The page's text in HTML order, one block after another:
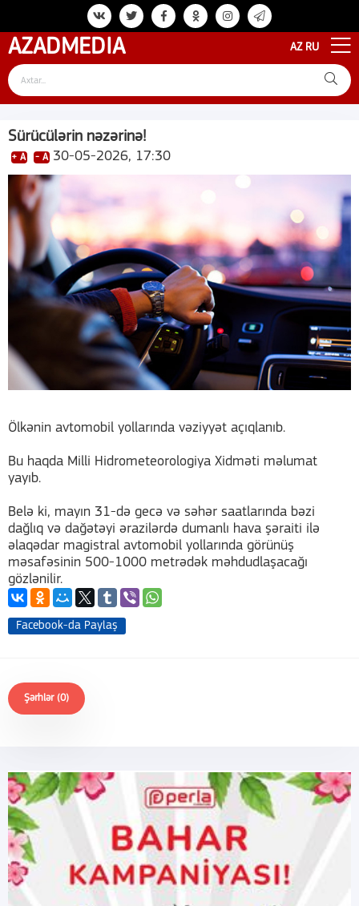
AZADMEDIA AZ RU
Sürücülərin nəzərinə!
+ A - A 30-05-2026, 17:30
Ölkənin avtomobil yollarında vəziyyət açıqlanıb.
Bu haqda Milli Hidrometeorologiya Xidməti məlumat
yayıb.
Belə ki, mayın 31-də gecə və səhər saatlarında bəzi
dağlıq və dağətəyi ərazilərdə dumanlı hava şəraiti ilə
əlaqədar magistral avtomobil yollarında görünüş
məsafəsinin 500-1000 metrədək məhdudlaşacağı
gözlənilir.
Facebook-da Paylaş
Şərhlər (0)